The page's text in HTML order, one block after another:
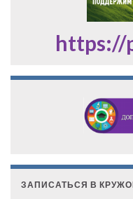
https://
ЗАПИСАТЬСЯ В